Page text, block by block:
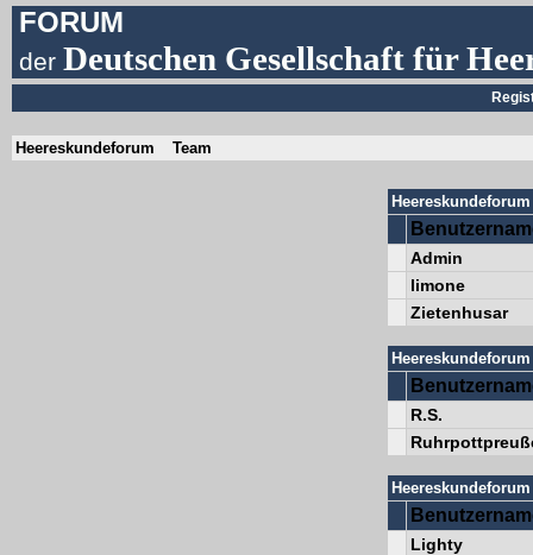
FORUM
derDeutschen Gesellschaft für
Heereskundeforum Team
Admin
limone
Zietenhusar
R.S.
Lighty